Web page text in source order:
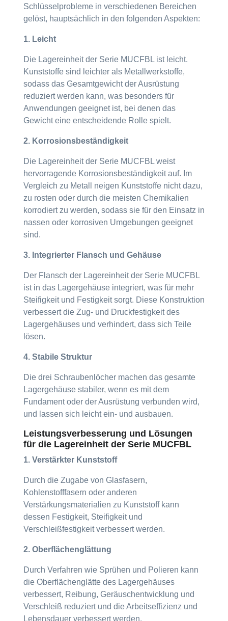
Schlüsselprobleme in verschiedenen Bereichen
gelöst, hauptsächlich in den folgenden Aspekten:
1. Leicht
Die Lagereinheit der Serie MUCFBL ist leicht.
Kunststoffe sind leichter als Metallwerkstoffe,
sodass das Gesamtgewicht der Ausrüstung
reduziert werden kann, was besonders für
Anwendungen geeignet ist, bei denen das
Gewicht eine entscheidende Rolle spielt.
2. Korrosionsbeständigkeit
Die Lagereinheit der Serie MUCFBL weist
hervorragende Korrosionsbeständigkeit auf. Im
Vergleich zu Metall neigen Kunststoffe nicht dazu,
zu rosten oder durch die meisten Chemikalien
korrodiert zu werden, sodass sie für den Einsatz in
nassen oder korrosiven Umgebungen geeignet
sind.
3. Integrierter Flansch und Gehäuse
Der Flansch der Lagereinheit der Serie MUCFBL
ist in das Lagergehäuse integriert, was für mehr
Steifigkeit und Festigkeit sorgt. Diese Konstruktion
verbessert die Zug- und Druckfestigkeit des
Lagergehäuses und verhindert, dass sich Teile
lösen.
4. Stabile Struktur
Die drei Schraubenlöcher machen das gesamte
Lagergehäuse stabiler, wenn es mit dem
Fundament oder der Ausrüstung verbunden wird,
und lassen sich leicht ein- und ausbauen.
Leistungsverbesserung und Lösungen
für die Lagereinheit der Serie MUCFBL
1. Verstärkter Kunststoff
Durch die Zugabe von Glasfasern,
Kohlenstofffasern oder anderen
Verstärkungsmaterialien zu Kunststoff kann
dessen Festigkeit, Steifigkeit und
Verschleißfestigkeit verbessert werden.
2. Oberflächenglättung
Durch Verfahren wie Sprühen und Polieren kann
die Oberflächenglätte des Lagergehäuses
verbessert, Reibung, Geräuschentwicklung und
Verschleiß reduziert und die Arbeitseffizienz und
Lebensdauer verbessert werden.